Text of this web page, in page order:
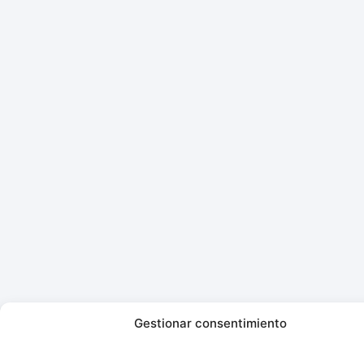
Gestionar consentimiento